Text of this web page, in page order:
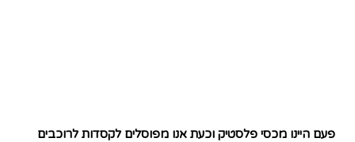
פעם היינו מכסי פלסטיק וכעת אנו מפוסלים לקסדות לרוכבים